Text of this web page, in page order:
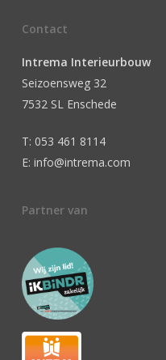
Contact
Intrema Interieurbouw
Seizoensweg 32
7532 SL Enschede
T: 053 461 8114
E: info@intrema.com
Partner van